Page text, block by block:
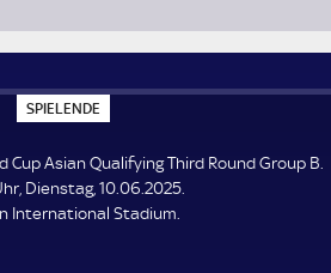
SPIELENDE
P
E
L
E
N
Cup Asian Qualifying Third Round Group B.
Dienstag, 10.06.2025.
International Stadium.